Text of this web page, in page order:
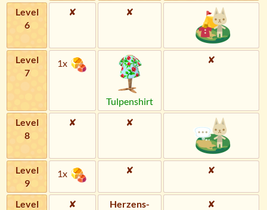
Level
6
✘ ✘
Level
7
1x
Tulpenshirt
✘
Level
8
✘ ✘
Level
9
1x ✘ ✘
Level
✘
Herzens­
✘